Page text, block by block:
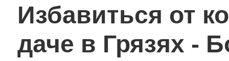
Избавиться от
даче в Грязях -